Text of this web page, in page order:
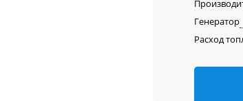
Генератор
Расход